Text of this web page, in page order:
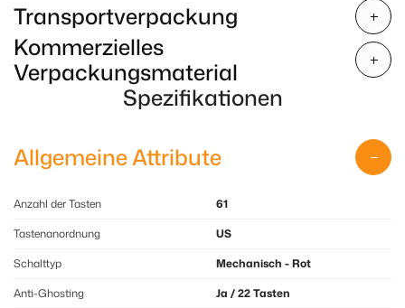
Transportverpackung
Kommerzielles
Verpackungsmaterial
Spezifikationen
Allgemeine Attribute
Anzahl der Tasten
61
Tastenanordnung
US
Schalttyp
Mechanisch - Rot
Anti-Ghosting
Ja / 22 Tasten